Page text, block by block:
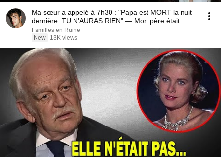
Ma sœur a appelé à 7h30 : "Papa est MORT la nuit
dernière. TU N'AURAS RIEN" — Mon père était...
Familles en Ruine
New
13K views